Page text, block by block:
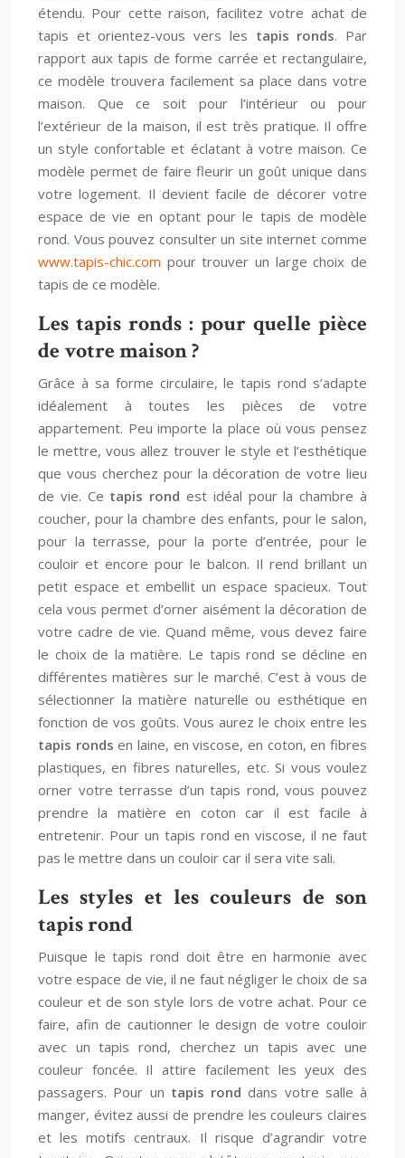
étendu. Pour cette raison, facilitez votre achat de
tapis et orientez-vous vers les tapis ronds. Par
rapport aux tapis de forme carrée et rectangulaire,
ce modèle trouvera facilement sa place dans votre
maison. Que ce soit pour l’intérieur ou pour
l’extérieur de la maison, il est très pratique. Il offre
un style confortable et éclatant à votre maison. Ce
modèle permet de faire fleurir un goût unique dans
votre logement. Il devient facile de décorer votre
espace de vie en optant pour le tapis de modèle
rond. Vous pouvez consulter un site internet comme
www.tapis-chic.com pour trouver un large choix de
tapis de ce modèle.
Les tapis ronds : pour quelle pièce
de votre maison ?
Grâce à sa forme circulaire, le tapis rond s’adapte
idéalement à toutes les pièces de votre
appartement. Peu importe la place où vous pensez
le mettre, vous allez trouver le style et l’esthétique
que vous cherchez pour la décoration de votre lieu
de vie. Ce tapis rond est idéal pour la chambre à
coucher, pour la chambre des enfants, pour le salon,
pour la terrasse, pour la porte d’entrée, pour le
couloir et encore pour le balcon. Il rend brillant un
petit espace et embellit un espace spacieux. Tout
cela vous permet d’orner aisément la décoration de
votre cadre de vie. Quand même, vous devez faire
le choix de la matière. Le tapis rond se décline en
différentes matières sur le marché. C’est à vous de
sélectionner la matière naturelle ou esthétique en
fonction de vos goûts. Vous aurez le choix entre les
tapis ronds en laine, en viscose, en coton, en fibres
plastiques, en fibres naturelles, etc. Si vous voulez
orner votre terrasse d’un tapis rond, vous pouvez
prendre la matière en coton car il est facile à
entretenir. Pour un tapis rond en viscose, il ne faut
pas le mettre dans un couloir car il sera vite sali.
Les styles et les couleurs de son
tapis rond
Puisque le tapis rond doit être en harmonie avec
votre espace de vie, il ne faut négliger le choix de sa
couleur et de son style lors de votre achat. Pour ce
faire, afin de cautionner le design de votre couloir
avec un tapis rond, cherchez un tapis avec une
couleur foncée. Il attire facilement les yeux des
passagers. Pour un tapis rond dans votre salle à
manger, évitez aussi de prendre les couleurs claires
et les motifs centraux. Il risque d’agrandir votre